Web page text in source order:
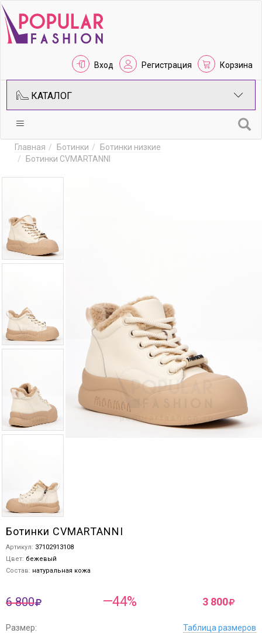
Вход Регистрация Корзина
КАТАЛОГ
Главная Ботинки
Ботинки низкие
Ботинки CVMARTANNI
Ботинки CVMARTANNI
Артикул: 37102913108
Цвет: бежевый
Состав: натуральная кожа
6 800 —44% 3 800
Размер:
Таблица размеров